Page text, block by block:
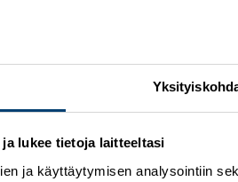
lukee tietoja laitteeltasi
ja käyttäytymisen analysointiin
MM-kisoissa –